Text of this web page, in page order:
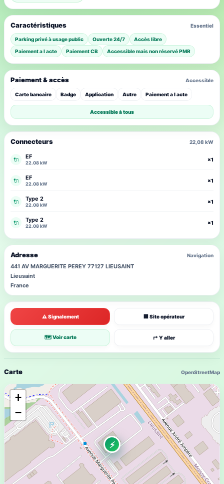
Carte OpenStreetMap
⚡
+
−
⚠ Signalement 🏢 Site opérateur
🗺 Voir carte ↱ Y aller
Caractéristiques Essentiel
Parking privé à usage public Ouverte 24/7
Accès libre
Paiement a l acte
Paiement CB Accessible mais non réservé PMR
Connecteurs 22,08 kW
🔌 EF
22.08 kW
×1
🔌 EF
22.08 kW
×1
🔌 Type 2
22.08 kW
×1
🔌 Type 2
22.08 kW
×1
Paiement & accès Accessible
Carte bancaire Badge Application Autre Paiement a l acte
Accessible à tous
Adresse Navigation
441 AV MARGUERITE PEREY 77127 LIEUSAINT
Lieusaint
France